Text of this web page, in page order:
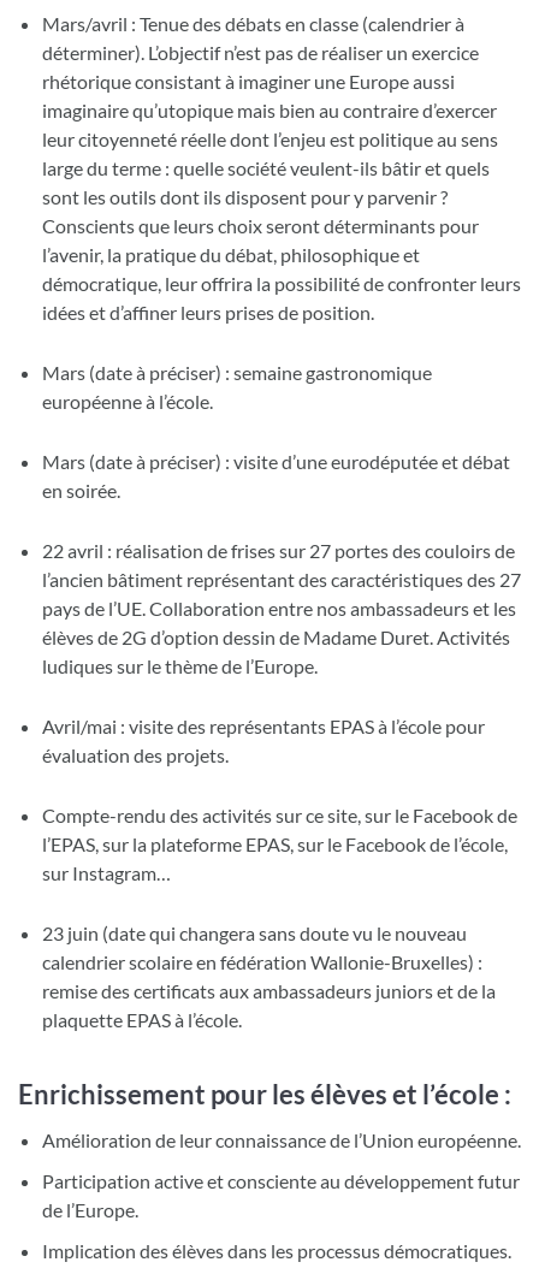
Mars/avril : Tenue des débats en classe (calendrier à
déterminer). L’objectif n’est pas de réaliser un exercice
rhétorique consistant à imaginer une Europe aussi
imaginaire qu’utopique mais bien au contraire d’exercer
leur citoyenneté réelle dont l’enjeu est politique au sens
large du terme : quelle société veulent-ils bâtir et quels
sont les outils dont ils disposent pour y parvenir ?
Conscients que leurs choix seront déterminants pour
l’avenir, la pratique du débat, philosophique et
démocratique, leur offrira la possibilité de confronter leurs
idées et d’affiner leurs prises de position.
Mars (date à préciser) : semaine gastronomique
européenne à l’école.
Mars (date à préciser) : visite d’une eurodéputée et débat
en soirée.
22 avril : réalisation de frises sur 27 portes des couloirs de
l’ancien bâtiment représentant des caractéristiques des 27
pays de l’UE. Collaboration entre nos ambassadeurs et les
élèves de 2G d’option dessin de Madame Duret. Activités
ludiques sur le thème de l’Europe.
Avril/mai : visite des représentants EPAS à l’école pour
évaluation des projets.
Compte-rendu des activités sur ce site, sur le Facebook de
l’EPAS, sur la plateforme EPAS, sur le Facebook de l’école,
sur Instagram…
23 juin (date qui changera sans doute vu le nouveau
calendrier scolaire en fédération Wallonie-Bruxelles) :
remise des certificats aux ambassadeurs juniors et de la
plaquette EPAS à l’école.
Enrichissement pour les élèves et l’école :
Amélioration de leur connaissance de l’Union européenne.
Participation active et consciente au développement futur
de l’Europe.
Implication des élèves dans les processus démocratiques.